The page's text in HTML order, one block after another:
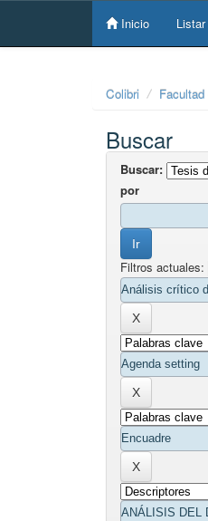
Skip
Inicio Listar
Colibri
Buscar
Buscar:
por
Filtros actuales: